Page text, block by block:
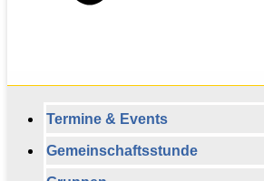
Termine & Events
Gemeinschaftsstunde